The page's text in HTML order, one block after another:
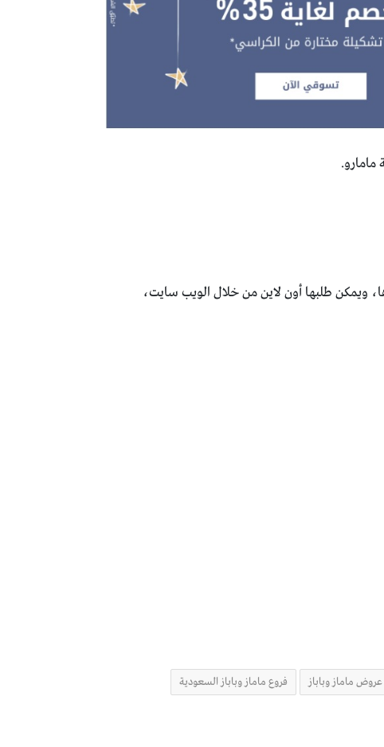
ويمكن طلبها أون لاين من خلال الويب سايت،
عروض ماماز وباباز فروع ماماز وباباز السعودية